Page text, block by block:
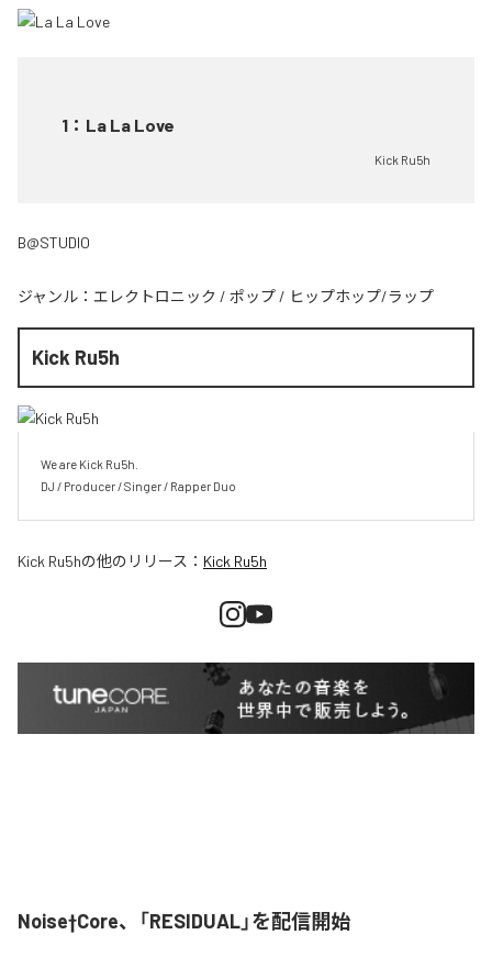
1 ： La La Love
Kick Ru5h
B@STUDIO
ジャンル： エレクトロニック / ポップ / ヒップホップ/ラップ
Kick Ru5h
We are Kick Ru5h.
DJ / Producer / Singer / Rapper Duo
Kick Ru5hの他のリリース： Kick Ru5h
Noise†Core、「RESIDUAL」を配信開始